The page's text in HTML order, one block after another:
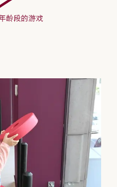
龄段的游戏